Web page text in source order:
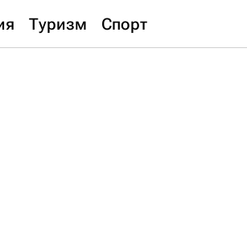
Туризм Спорт